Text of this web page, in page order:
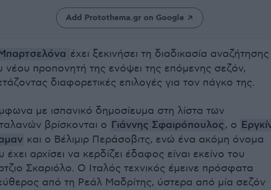
Add Protothema.gr on Google
έχει ξεκινήσει τη διαδικασία αναζήτησης
νέου προπονητή της ενόψει της επόμενης σεζόν,
διαφορετικές επιλογές για τον πάγκο της.
με ισπανικό δημοσίευμα στη λίστα των
βρίσκονται ο Γιάννης Σφαιρόπουλος, ο
και ο Βέλιμιρ Περάσοβιτς, ενώ ένα ακόμη όνομα
έχει αρχίσει να κερδίζει έδαφος είναι εκείνο του
Σκαριόλο. Ο Ιταλός τεχνικός έμεινε πρόσφατα
από τη Ρεάλ Μαδρίτης, ύστερα από μία σεζόν